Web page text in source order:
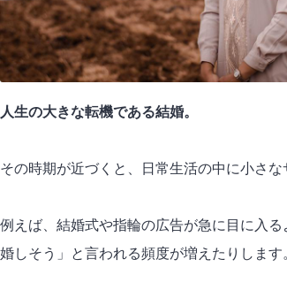
人生の大きな転機である結婚。
その時期が近づくと、日常生活の中に小さな
例えば、 結婚式や指輪の広告が急に目に入
婚しそう」と言われる頻度が増えたりします